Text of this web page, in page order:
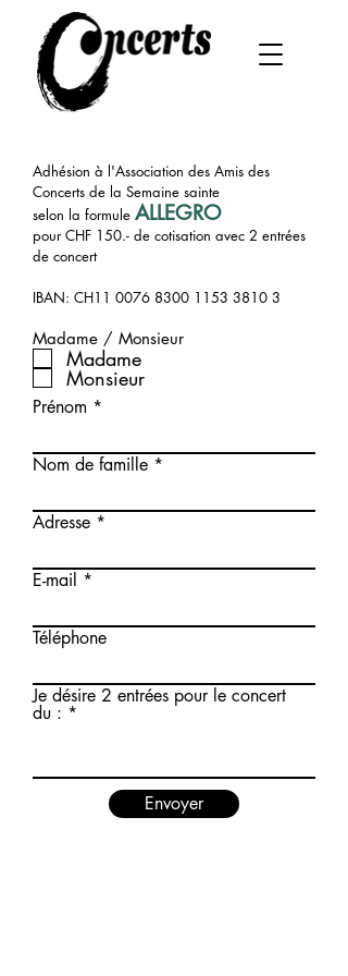
Adhésion à l'Association des Amis des
Concerts de la Semaine sainte
selon la formule ALLEGRO
pour CHF 150.- de cotisation avec 2 entrées
de concert
IBAN: CH11 0076 8300 1153 3810 3
Madame / Monsieur
Madame
Monsieur
Prénom
Nom de famille
Adresse
E-mail
Téléphone
Je désire 2 entrées pour le concert
du :
Envoyer